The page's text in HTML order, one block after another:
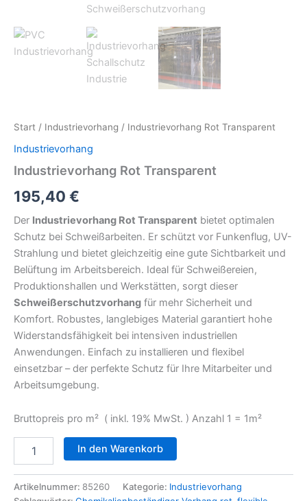
Start / Industrievorhang / Industrievorhang Rot Transparent
Industrievorhang
Industrievorhang Rot Transparent
195,40 €
Der Industrievorhang Rot Transparent bietet optimalen
Schutz bei Schweißarbeiten. Er schützt vor Funkenflug, UV-
Strahlung und bietet gleichzeitig eine gute Sichtbarkeit und
Belüftung im Arbeitsbereich. Ideal für Schweißereien,
Produktionshallen und Werkstätten, sorgt dieser
Schweißerschutzvorhang für mehr Sicherheit und
Komfort. Robustes, langlebiges Material garantiert hohe
Widerstandsfähigkeit bei intensiven industriellen
Anwendungen. Einfach zu installieren und flexibel
einsetzbar – der perfekte Schutz für Ihre Mitarbeiter und
Arbeitsumgebung.
Bruttopreis pro m² ( inkl. 19% MwSt. ) Anzahl 1 = 1m²
In den Warenkorb
Artikelnummer: 85260 Kategorie: Industrievorhang